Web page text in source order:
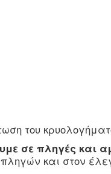
του
σε πληγές και
πληγών και στον